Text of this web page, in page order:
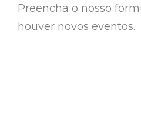
Preencha o nosso
houver novos eventos.